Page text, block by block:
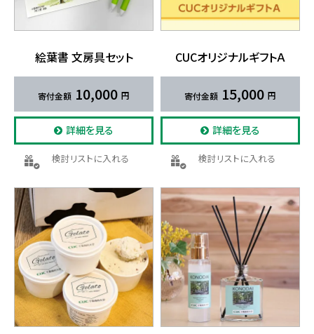
絵葉書 文房具セット
10,000
詳細を見る
検討リストに入れる
CUCオリジナルギフトＡ
15,000
詳細を見る
検討リストに入れる